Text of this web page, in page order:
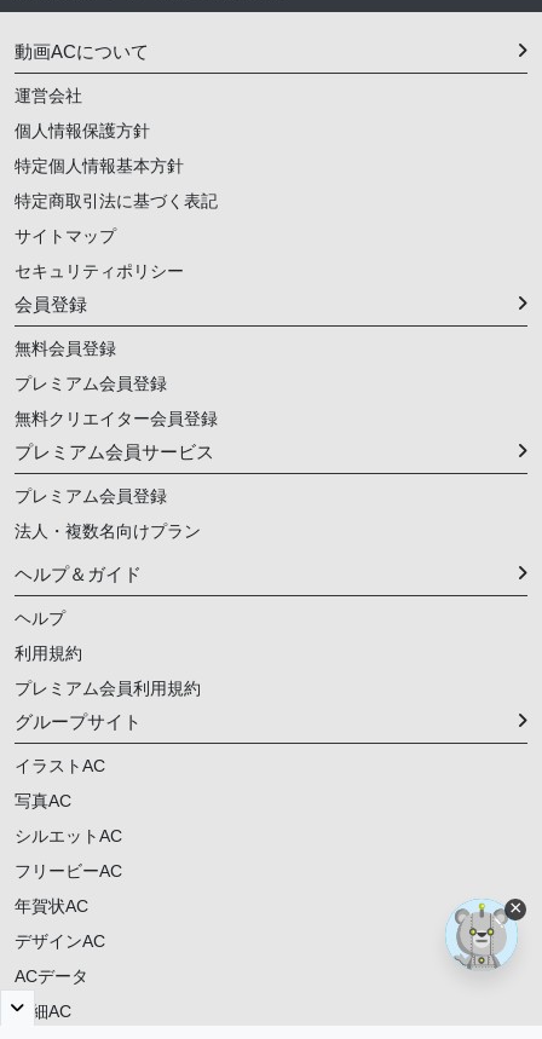
動画ACについて
運営会社
個人情報保護方針
特定個人情報基本方針
特定商取引法に基づく表記
サイトマップ
セキュリティポリシー
会員登録
無料会員登録
プレミアム会員登録
無料クリエイター会員登録
プレミアム会員サービス
プレミアム会員登録
法人・複数名向けプラン
ヘルプ＆ガイド
ヘルプ
利用規約
プレミアム会員利用規約
グループサイト
イラストAC
写真AC
シルエットAC
フリービーAC
年賀状AC
デザインAC
ACデータ
明細AC
×